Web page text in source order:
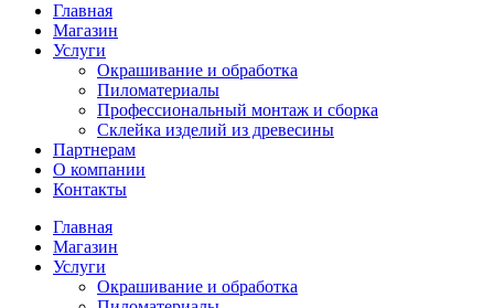
Главная
Магазин
Услуги
Окрашивание и обработка
Пиломатериалы
Профессиональный монтаж и сборка
Склейка изделий из древесины
Партнерам
О компании
Контакты
Главная
Магазин
Услуги
Окрашивание и обработка